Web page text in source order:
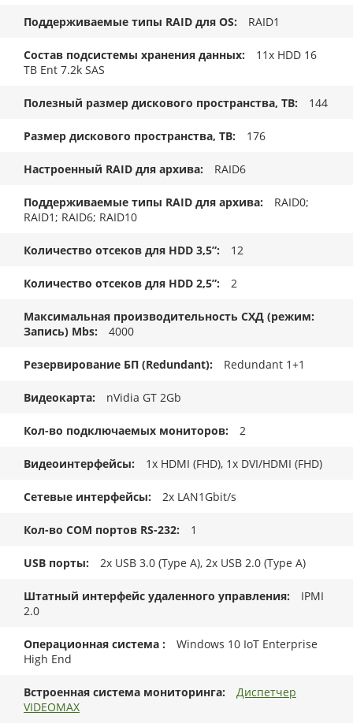
Поддерживаемые типы RAID для OS RAID1
Состав подсистемы хранения данных
11x HDD 16
TB Ent 7.2k SAS
Полезный размер дискового пространства, TB 144
Размер дискового пространства, ТB 176
Настроенный RAID для архива RAID6
Поддерживаемые типы RAID для архива
RAID0;
RAID1; RAID6; RAID10
Количество отсеков для HDD 3,5” 12
Количество отсеков для HDD 2,5” 2
Максимальная производительность СХД (режим:
Запись) Mbs
4000
Резервирование БП (Redundant) Redundant 1+1
Видеокарта nVidia GT 2Gb
Кол-во подключаемых мониторов 2
Видеоинтерфейсы 1x HDMI (FHD), 1x DVI/HDMI (FHD)
Сетевые интерфейсы 2x LAN1Gbit/s
Кол-во COM портов RS-232 1
USB порты 2x USB 3.0 (Type A), 2x USB 2.0 (Type A)
Штатный интерфейс удаленного управления
IPMI
2.0
Операционная система
Windows 10 IoT Enterprise
High End
Встроенная система мониторинга
Диспетчер
VIDEOMAX